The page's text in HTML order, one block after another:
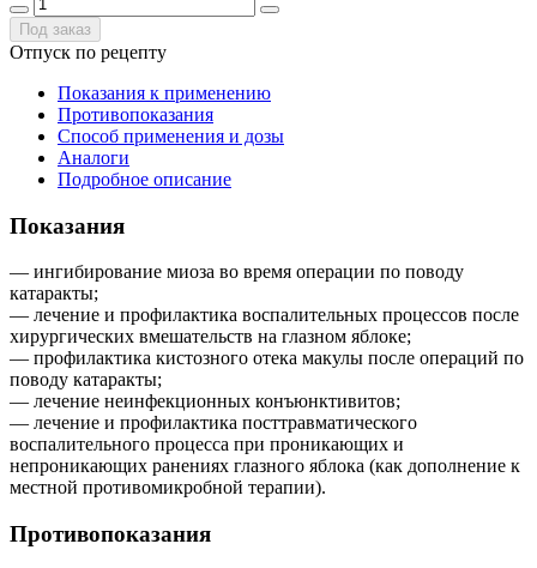
Под заказ
Отпуск по рецепту
Показания к применению
Противопоказания
Способ применения и дозы
Аналоги
Подробное описание
Показания
— ингибирование миоза во время операции по поводу
катаракты;
— лечение и профилактика воспалительных процессов после
хирургических вмешательств на глазном яблоке;
— профилактика кистозного отека макулы после операций по
поводу катаракты;
— лечение неинфекционных конъюнктивитов;
— лечение и профилактика посттравматического
воспалительного процесса при проникающих и
непроникающих ранениях глазного яблока (как дополнение к
местной противомикробной терапии).
Противопоказания